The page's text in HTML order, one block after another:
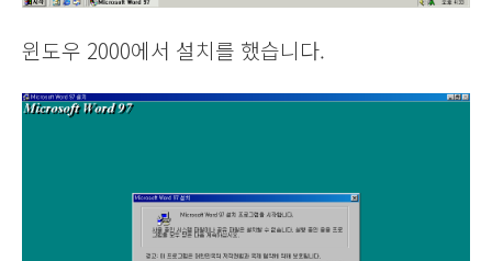
윈도우 2000에서 설치를 했습니다.